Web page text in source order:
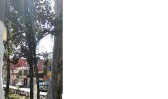
Laboratoria
2021